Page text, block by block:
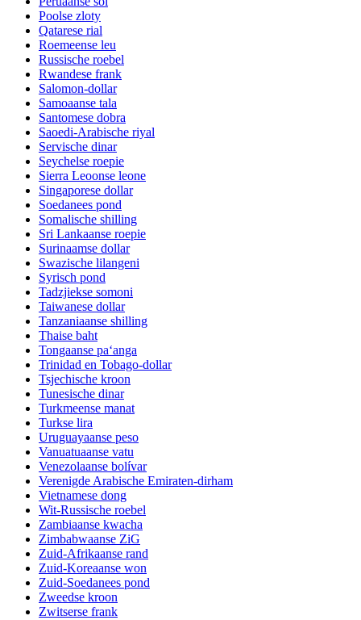
Poolse zloty
Qatarese rial
Roemeense leu
Russische roebel
Rwandese frank
Salomon-dollar
Samoaanse tala
Santomese dobra
Saoedi-Arabische riyal
Servische dinar
Seychelse roepie
Sierra Leoonse leone
Singaporese dollar
Soedanees pond
Somalische shilling
Sri Lankaanse roepie
Surinaamse dollar
Swazische lilangeni
Syrisch pond
Tadzjiekse somoni
Taiwanese dollar
Tanzaniaanse shilling
Thaise baht
Tongaanse paʻanga
Trinidad en Tobago-dollar
Tsjechische kroon
Tunesische dinar
Turkmeense manat
Turkse lira
Uruguayaanse peso
Vanuatuaanse vatu
Venezolaanse bolívar
Verenigde Arabische Emiraten-dirham
Vietnamese dong
Wit-Russische roebel
Zambiaanse kwacha
Zimbabwaanse ZiG
Zuid-Afrikaanse rand
Zuid-Koreaanse won
Zuid-Soedanees pond
Zweedse kroon
Zwitserse frank